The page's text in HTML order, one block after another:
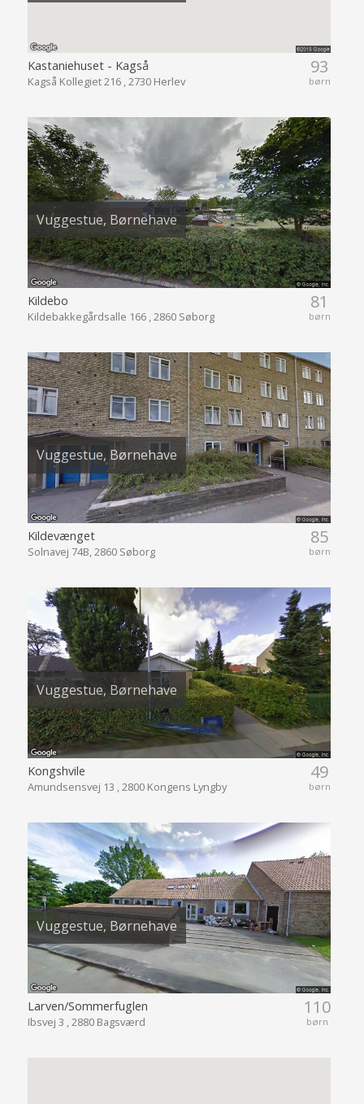
93
børn
Kastaniehuset - Kagså
Kagså Kollegiet 216 , 2730 Herlev
Vuggestue, Børnehave
81
børn
Kildebo
Kildebakkegårdsalle 166 , 2860 Søborg
Vuggestue, Børnehave
85
børn
Kildevænget
Solnavej 74B, 2860 Søborg
Vuggestue, Børnehave
49
børn
Kongshvile
Amundsensvej 13 , 2800 Kongens Lyngby
Vuggestue, Børnehave
110
børn
Larven/Sommerfuglen
Ibsvej 3 , 2880 Bagsværd